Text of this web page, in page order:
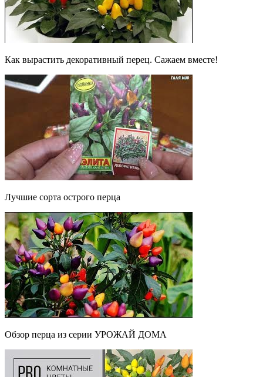
Как вырастить декоративный перец. Сажаем вместе!
Лучшие сорта острого перца
Обзор перца из серии УРОЖАЙ ДОМА